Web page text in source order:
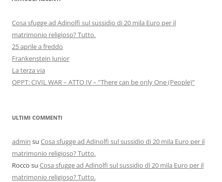
Cosa sfugge ad Adinolfi sul sussidio di 20 mila Euro per il
matrimonio religioso? Tutto.
25 aprile a freddo
Frankenstein Junior
La terza via
OPPT: CIVIL WAR – ATTO IV – “There can be only One (People)”
ULTIMI COMMENTI
admin su Cosa sfugge ad Adinolfi sul sussidio di 20 mila Euro per il
matrimonio religioso? Tutto.
Rocco su Cosa sfugge ad Adinolfi sul sussidio di 20 mila Euro per il
matrimonio religioso? Tutto.